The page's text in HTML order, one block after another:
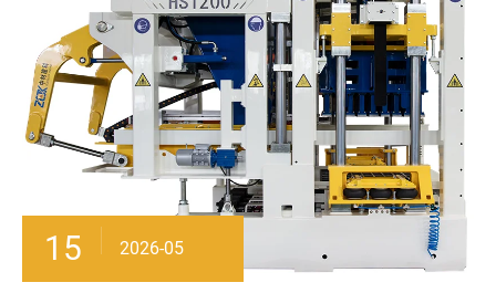
15 2026-05